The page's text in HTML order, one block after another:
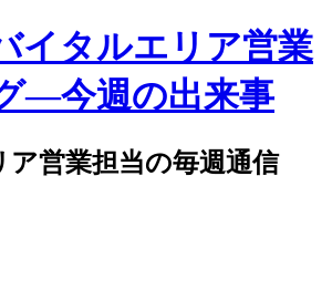
イタルエリア営業
―今週の出来事
営業担当の毎週通信